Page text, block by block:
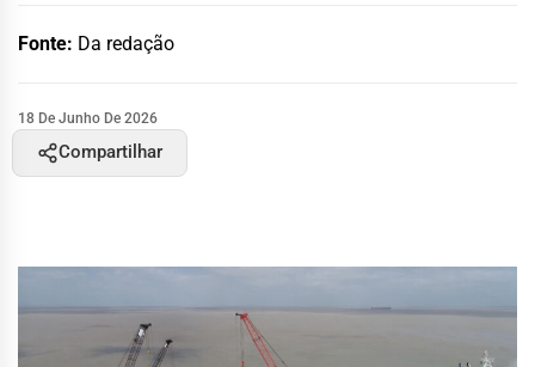
Fonte: Da redação
18 De Junho De 2026
Compartilhar